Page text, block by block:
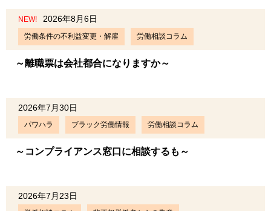
NEW! 2026年8月6日
労働条件の不利益変更・解雇 労働相談コラム
～離職票は会社都合になりますか～
2026年7月30日
パワハラ ブラック労働情報 労働相談コラム
～コンプライアンス窓口に相談するも～
2026年7月23日